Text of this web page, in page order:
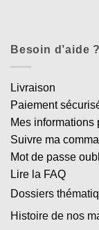
Besoin d’aide ?
Livraison
Paiement
Mes informations
Suivre ma
Mot de passe
Lire la FAQ
Dossiers
Histoire de nos